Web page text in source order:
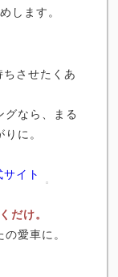
します。
させたくあ
グなら、まる
に。
イト
だけ。
愛車に。